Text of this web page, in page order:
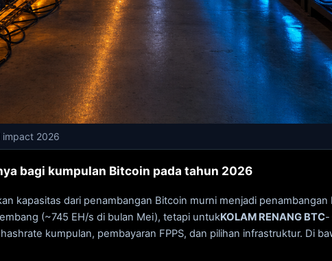
impact 2026
bagi kumpulan Bitcoin pada tahun 2026
kapasitas dari penambangan Bitcoin murni menjadi penambangan
(~745 EH/s di bulan Mei), tetapi untukKOLAM RENANG BTC-
kumpulan, pembayaran FPPS, dan pilihan infrastruktur. Di